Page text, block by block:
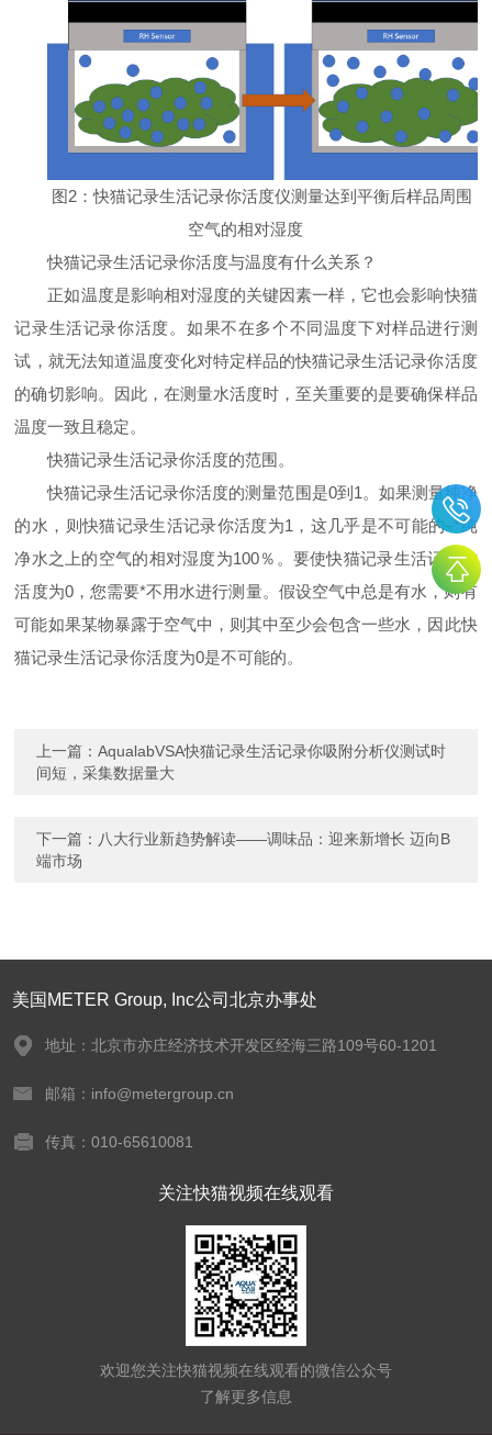
图2 ：快猫记录生活记录你活度仪测量达到平衡后样品周围
空气的相对湿度
快猫记录生活记录你活度与温度有什么关系？
正如温度是影响相对湿度的关键因素一样，它也会影响快猫
记录生活记录你活度。如果不在多个不同温度下对样品进行测
试，就无法知道温度变化对特定样品的快猫记录生活记录你活度
的确切影响。因此，在测量水活度时，至关重要的是要确保样品
温度一致且稳定。
快猫记录生活记录你活度的范围。
快猫记录生活记录你活度的测量范围是0到 1 。如果测量纯净
的水，则快猫记录生活记录你活度为1 ，这几乎是不可能的 *纯
净水之上的空气的相对湿度为100％。要使快猫记录生活记录你
活度为0，您需要*不用水进行测量。假设空气中总是有水，则有
可能如果某物暴露于空气中，则其中至少会包含一些水，因此快
猫记录生活记录你活度为0是不可能的。
上一篇：AqualabVSA快猫记录生活记录你吸附分析仪测试时
间短，采集数据量大
下一篇： 八大行业新趋势解读——调味品：迎来新增长 迈向B
端市场
美国METER Group, Inc公司北京办事处
地址：北京市亦庄经济技术开发区经海三路109号60-1201
邮箱：info@metergroup.cn
传真：010-65610081
关注快猫视频在线观看
欢迎您关注快猫视频在线观看的微信公众号
了解更多信息